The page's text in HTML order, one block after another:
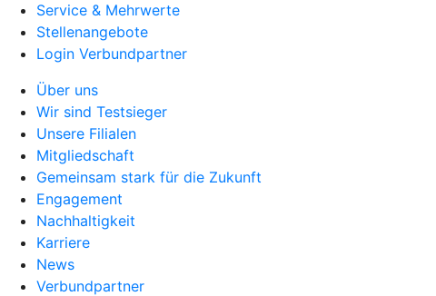
Service & Mehrwerte
Stellenangebote
Login Verbundpartner
Über uns
Wir sind Testsieger
Unsere Filialen
Mitgliedschaft
Gemeinsam stark für die Zukunft
Engagement
Nachhaltigkeit
Karriere
News
Verbundpartner